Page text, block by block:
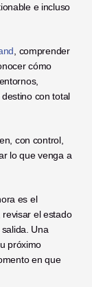
e incluso
, comprender
cómo
con total
con control,
lo que venga a
es el
el estado
Una
próximo
en que